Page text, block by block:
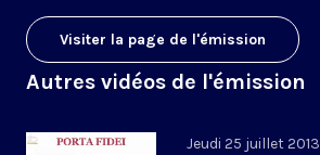
Visiter la page de l'émission
Autres vidéos de l'émission
Jeudi 25 juillet 2013